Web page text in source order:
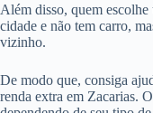
Além disso, quem escolhe
cidade e não tem carro,
vizinho.
De modo que, consiga
renda extra em Zacarias.